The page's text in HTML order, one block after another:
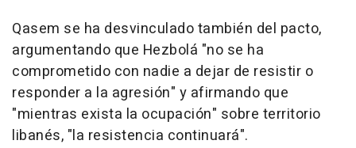
Qasem se ha desvinculado también del pacto,
argumentando que Hezbolá "no se ha
comprometido con nadie a dejar de resistir o
responder a la agresión" y afirmando que
"mientras exista la ocupación" sobre territorio
libanés, "la resistencia continuará".